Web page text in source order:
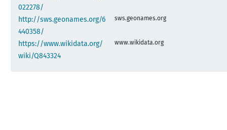
022278/
http://sws.geonames.org/6
440358/
sws.geonames.org
https://www.wikidata.org/
wiki/Q843324
www.wikidata.org